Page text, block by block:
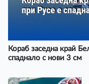
Кораб заседна край
спаднало с нови 3 см